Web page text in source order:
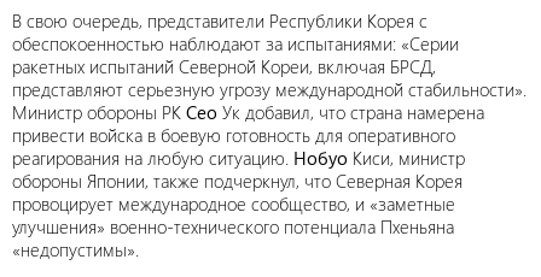
В свою очередь, представители Республики Корея с
обеспокоенностью наблюдают за испытаниями: «Серии
ракетных испытаний Северной Кореи, включая БРСД,
представляют серьезную угрозу международной стабильности».
Министр обороны РК Сео Ук добавил, что страна намерена
привести войска в боевую готовность для оперативного
реагирования на любую ситуацию. Нобуо Киси, министр
обороны Японии, также подчеркнул, что Северная Корея
провоцирует международное сообщество, и «заметные
улучшения» военно-технического потенциала Пхеньяна
«недопустимы».